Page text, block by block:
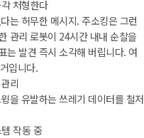
처형한다
는 허무한 메시지. 주소킹은 그런
관리 로봇이 24시간 내내 순찰을
는 발견 즉시 소각해 버립니다. 여
입니다.
리
을 유발하는 쓰레기 데이터를 철저
작동 중